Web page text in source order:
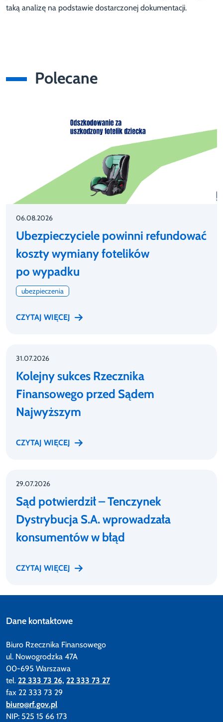
taką analizę na podstawie dostarczonej dokumentacji.
Polecane
06.08.2026
Ubezpieczyciele powinni refundować
koszty wymiany fotelików
po wypadku
ubezpieczenia
CZYTAJ WIĘCEJ
31.07.2026
Kolejny sukces Rzecznika
Finansowego przed Sądem
Najwyższym
CZYTAJ WIĘCEJ
29.07.2026
Sąd potwierdził – Tenczynek
Dystrybucja S.A. wprowadzała
konsumentów w błąd
CZYTAJ WIĘCEJ
Dane kontaktowe
Biuro Rzecznika Finansowego
ul. Nowogrodzka 47A
00-695 Warszawa
tel. 22 333 73 26, 22 333 73 27
fax 22 333 73 29
biuro@rf.gov.pl
NIP: 525 15 66 173